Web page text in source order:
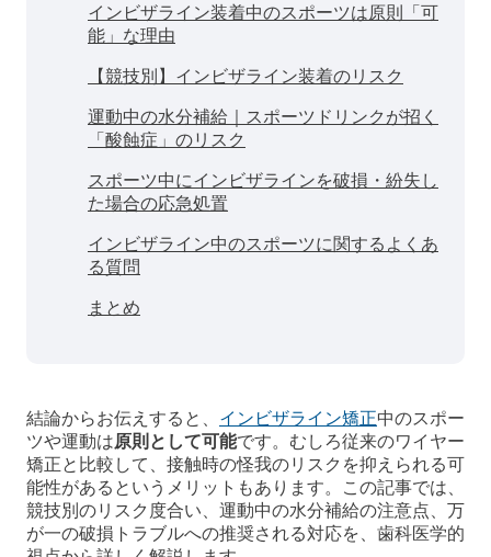
インビザライン装着中のスポーツは原則「可
能」な理由
【競技別】インビザライン装着のリスク
運動中の水分補給｜スポーツドリンクが招く
「酸蝕症」のリスク
スポーツ中にインビザラインを破損・紛失し
た場合の応急処置
インビザライン中のスポーツに関するよくあ
る質問
まとめ
結論からお伝えすると、 インビザライン矯正中のスポー
ツや運動は原則として可能です。むしろ従来のワイヤー
矯正と比較して、接触時の怪我のリスクを抑えられる可
能性があるというメリットもあります。この記事では、
競技別のリスク度合い、運動中の水分補給の注意点、万
が一の破損トラブルへの推奨される対応を、歯科医学的